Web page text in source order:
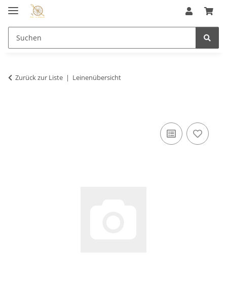
Zurück zur Liste Leinenübersicht